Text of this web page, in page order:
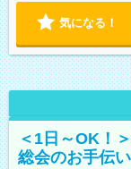
気になる！
＜1日～OK！
総会のお手伝い